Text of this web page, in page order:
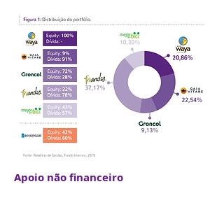
Apoio não financeiro